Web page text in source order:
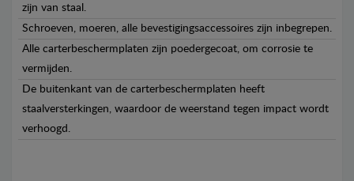
zijn van staal.
Schroeven, moeren, alle bevestigingsaccessoires zijn inbegrepen.
Alle carterbeschermplaten zijn poedergecoat, om corrosie te
vermijden.
De buitenkant van de carterbeschermplaten heeft
staalversterkingen, waardoor de weerstand tegen impact wordt
verhoogd.